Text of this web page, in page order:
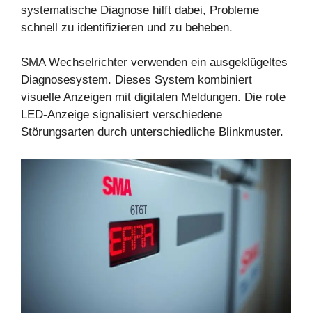
systematische Diagnose hilft dabei, Probleme
schnell zu identifizieren und zu beheben.
SMA Wechselrichter verwenden ein ausgeklügeltes
Diagnosesystem. Dieses System kombiniert
visuelle Anzeigen mit digitalen Meldungen. Die rote
LED-Anzeige signalisiert verschiedene
Störungsarten durch unterschiedliche Blinkmuster.